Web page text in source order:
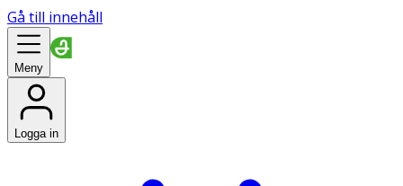
Gå till innehåll
Meny
Logga in